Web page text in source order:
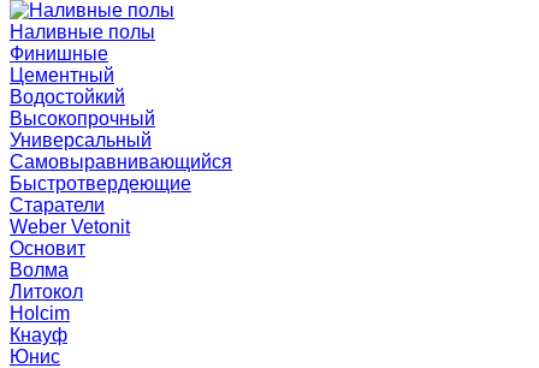
Наливные полы
Финишные
Цементный
Водостойкий
Высокопрочный
Универсальный
Самовыравнивающийся
Быстротвердеющие
Старатели
Weber Vetonit
Основит
Волма
Литокол
Holcim
Кнауф
Юнис